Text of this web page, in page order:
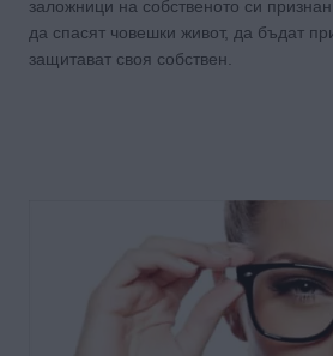
заложници на собственото си
да спасят човешки живот, да бъдат
защитават своя собствен.